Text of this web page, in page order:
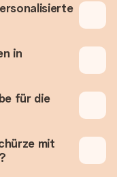
in
für die
mit